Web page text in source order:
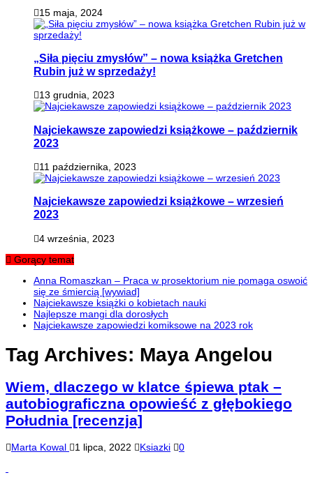
15 maja, 2024
„Siła pięciu zmysłów” – nowa książka Gretchen
Rubin już w sprzedaży!
13 grudnia, 2023
Najciekawsze zapowiedzi książkowe – październik
2023
11 października, 2023
Najciekawsze zapowiedzi książkowe – wrzesień
2023
4 września, 2023
Gorący temat
Anna Romaszkan – Praca w prosektorium nie pomaga oswoić
się ze śmiercią [wywiad]
Najciekawsze książki o kobietach nauki
Najlepsze mangi dla dorosłych
Najciekawsze zapowiedzi komiksowe na 2023 rok
Tag Archives: Maya Angelou
Wiem, dlaczego w klatce śpiewa ptak –
autobiograficzna opowieść z głębokiego
Południa [recenzja]
Marta Kowal 1 lipca, 2022 Ksiazki 0